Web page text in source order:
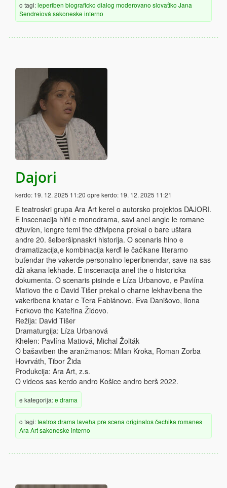
o tagi:leperiben biograficko dialog moderovano slovaťiko Jana
Sendreiová sakoneske interno
Dajori
kerdo: 19. 12. 2025 11:20 opre kerdo: 19. 12. 2025 11:21
E teatroskri grupa Ara Art kerel o autorsko projektos DAJORI.
E inscenacija hiňi e monodrama, savi anel angle le romane
džuvľen, lengre temi the dživipena prekal o bare uštara
andre 20. šelberšipnaskri historija. O scenaris hino e
dramatizacija,e kombinacija kerďi le čačikane literarno
buťendar the vakerde personalno leperibnendar, save na sas
dži akana lekhade. E inscenacija anel the o historicka
dokumenta. O scenaris pisinde e Líza Urbanovo, e Pavlína
Matiovo the o David Tišer prekal o charne lekhavibena the
vakeribena khatar e Tera Fabiánovo, Eva Danišovo, Ilona
Ferkovo the Kateřina Židovo.
Režija: David Tišer
Dramaturgija: Líza Urbanová
Khelen: Pavlína Matiová, Michal Žolták
O bašaviben the aranžmanos: Milan Kroka, Roman Zorba
Hovrváth, Tibor Žida
Produkcija: Ara Art, z.s.
O videos sas kerdo andro Košice andro berš 2022.
e kategorija:e drama
o tagi:teatrosdrama laveha pre scena originalosčechika romanes
Ara Artsakoneske interno